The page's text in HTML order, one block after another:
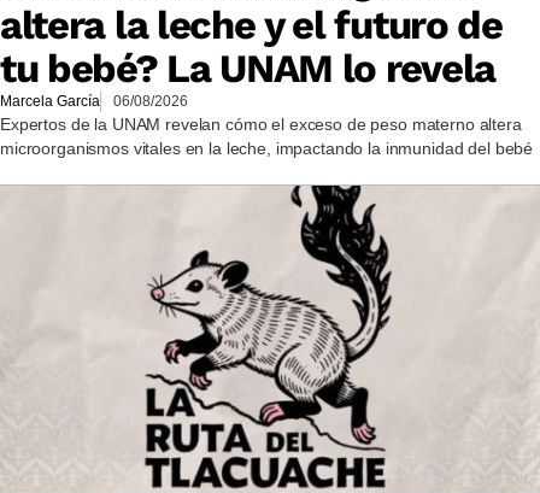
altera la leche y el futuro de
tu bebé? La UNAM lo revela
Marcela García 06/08/2026
Expertos de la UNAM revelan cómo el exceso de peso materno altera
microorganismos vitales en la leche, impactando la inmunidad del bebé